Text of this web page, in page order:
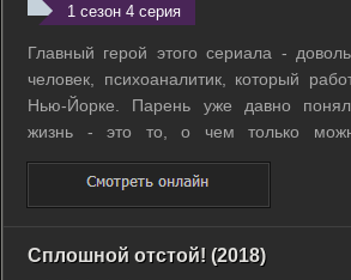
1 сезон 4 серия
Главный герой этого сериала -
человек, психоаналитик, который
Нью-Йорке. Парень уже давно понял,
жизнь - это то, о чем только
мужчинам. Зато он среди них
счастливым, ведь не обременен
Главный герой все свободное время ...
Сплошной отстой! (2018)